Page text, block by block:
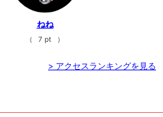
ねね
（ 7 pt ）
> アクセスランキングを見る